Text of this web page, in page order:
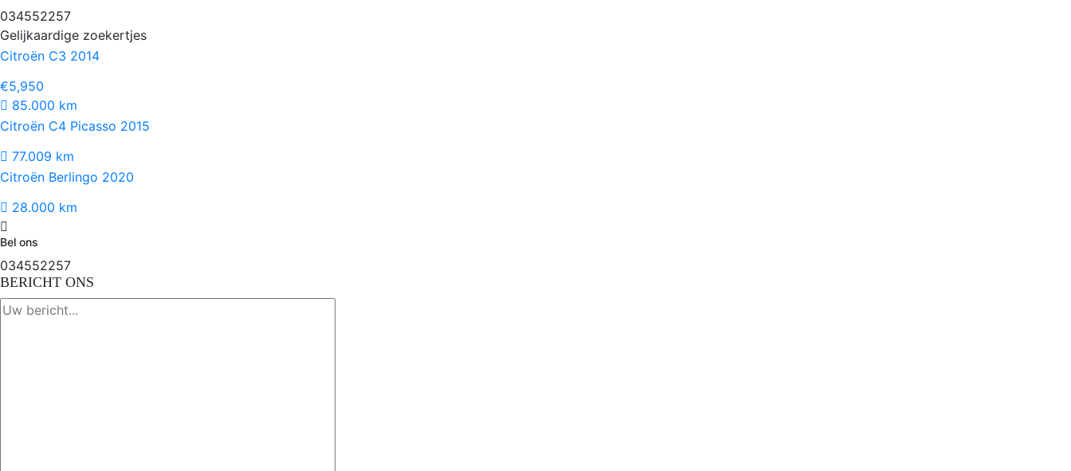
034552257
Gelijkaardige zoekertjes
Citroën C3 2014
€5,950
85.000 km
Citroën C4 Picasso 2015
77.009 km
Citroën Berlingo 2020
28.000 km
Bel ons
034552257
BERICHT ONS